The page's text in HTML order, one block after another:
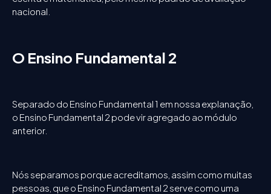
nacional.
O Ensino Fundamental 2
Separado do Ensino Fundamental 1 em nossa explanação,
o Ensino Fundamental 2 pode vir agregado ao módulo
anterior.
Nós separamos porque acreditamos, assim como muitas
pessoas, que o Ensino Fundamental 2 serve como uma